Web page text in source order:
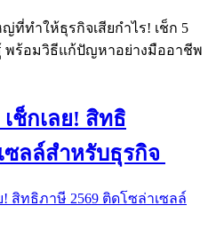
ทำให้ธุรกิจเสียกำไร! เช็ก 5
พร้อมวิธีแก้ปัญหาอย่างมืออาชีพ
ช็กเลย! สิทธิ
ซลล์สำหรับธุรกิจ